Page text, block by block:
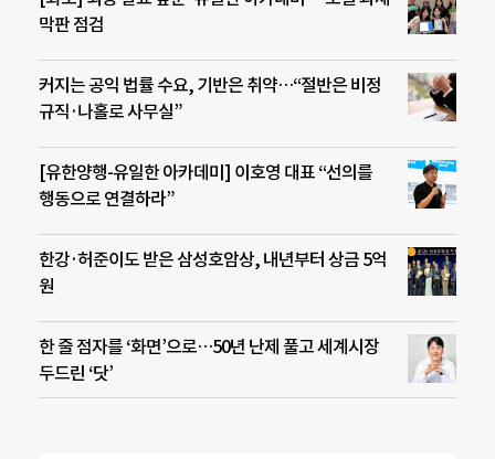
막판 점검
커지는 공익 법률 수요, 기반은 취약…“절반은 비정
규직·나홀로 사무실”
[유한양행-유일한 아카데미] 이호영 대표 “선의를
행동으로 연결하라”
한강·허준이도 받은 삼성호암상, 내년부터 상금 5억
원
한 줄 점자를 ‘화면’으로…50년 난제 풀고 세계시장
두드린 ‘닷’